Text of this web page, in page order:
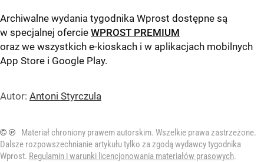
Archiwalne wydania tygodnika Wprost dostępne są
w specjalnej ofercie WPROST PREMIUM
oraz we wszystkich e-kioskach i w aplikacjach mobilnych
App Store i Google Play.
Autor: Antoni Styrczula
© ℗
Materiał chroniony prawem autorskim. Wszelkie prawa zastrzeżone.
Dalsze rozpowszechnianie artykułu tylko za zgodą wydawcy tygodnika
Wprost. Regulamin i warunki licencjonowania materiałów prasowych.